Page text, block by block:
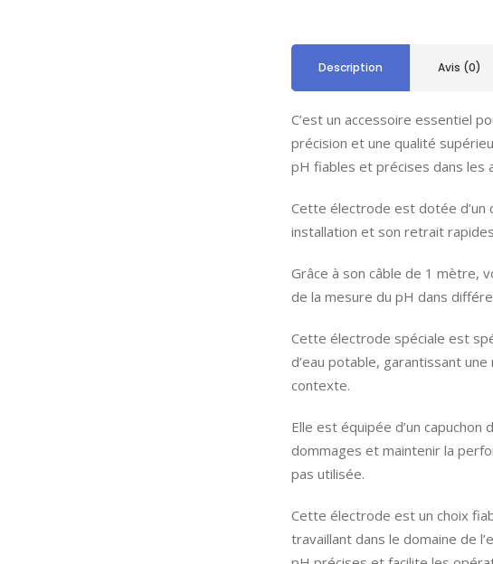
Description Avis (0)
C’est un accessoire essentiel
précision et une qualité
pH fiables et précises dans les
Cette électrode est dotée d’un
installation et son retrait
Grâce à son câble de 1 mètre,
de la mesure du pH dans
Cette électrode spéciale est
d’eau potable, garantissant
contexte.
Elle est équipée d’un
dommages et maintenir la
pas utilisée.
Cette électrode est un choix
travaillant dans le domaine de